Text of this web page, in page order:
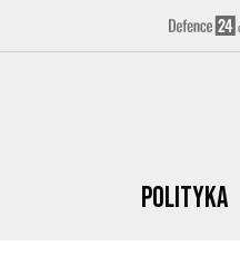
Polityka